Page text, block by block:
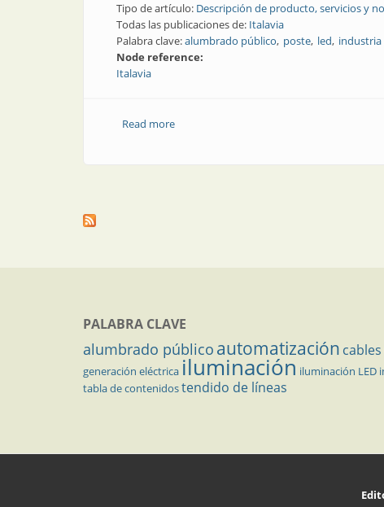
Tipo de artículo: Descripción de producto, servicios y
Todas las publicaciones de: Italavia
Palabra clave:alumbrado público poste led
Node reference:
Italavia
Read moreabout Opciones para el alumbrado público
PALABRA CLAVE
alumbrado público automatización cables
generación eléctrica iluminación iluminación LED
tabla de contenidostendido de líneas